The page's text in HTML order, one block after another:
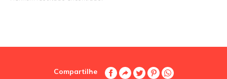
Compartilhe